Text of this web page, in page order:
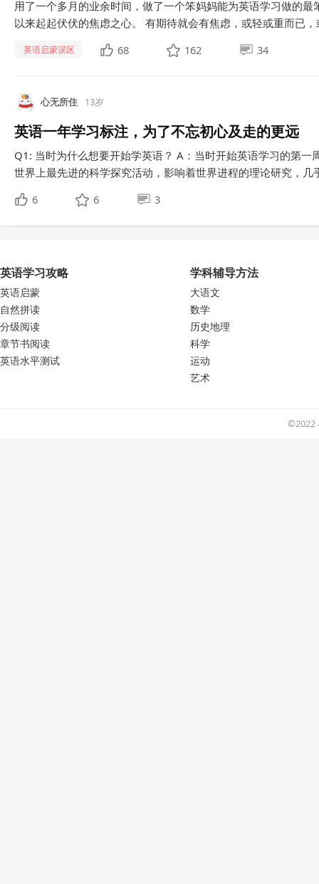
用了一个多月的业余时间，做了一个笨妈妈能为英语学习做的
以来起起伏伏的焦虑之心。 有期待就会有焦虑，或轻或重而已
英语启蒙误区 68 162 34
心无所住 13岁
英语一年学习标注，为了不忘初心及走的更远
Q1: 当时为什么想要开始学英语？ A：当时开始英语学习的第
世界上最先进的科学探究活动，影响着世界进程的理论研究，几
6
6 3
英语学习攻略
英语启蒙
自然拼读
分级阅读
章节书阅读
英语水平测试
学科辅导方法
大语文
数学
历史地理
科学
运动
艺术
©2022